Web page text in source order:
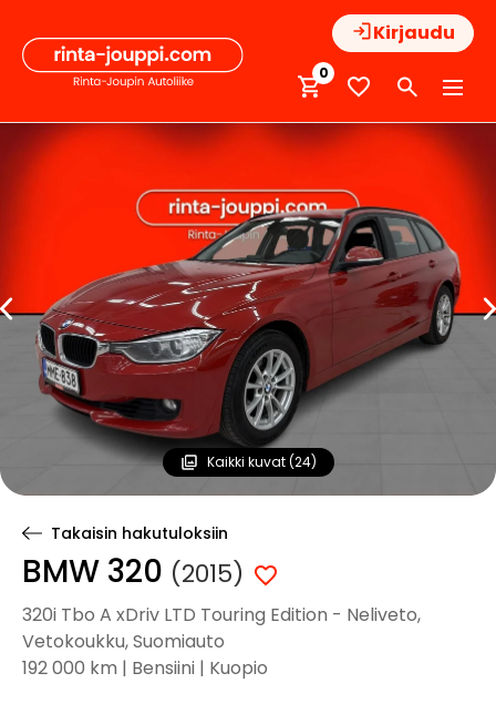
sisältöön
Kirjaudu
0
Kaikki kuvat (24)
Takaisin hakutuloksiin
BMW 320 (2015)
320i Tbo A xDriv LTD Touring Edition - Neliveto,
Vetokoukku, Suomiauto
192 000 km | Bensiini | Kuopio